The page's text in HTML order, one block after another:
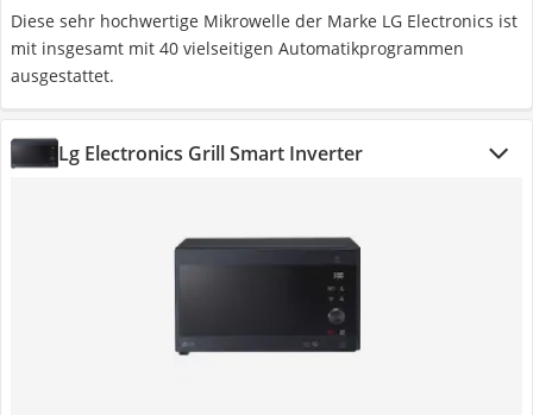
Diese sehr hochwertige Mikrowelle der Marke LG Electronics ist
mit insgesamt mit 40 vielseitigen Automatikprogrammen
ausgestattet.
Lg Electronics Grill Smart Inverter